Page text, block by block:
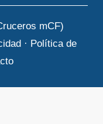
mCF)
· Política de